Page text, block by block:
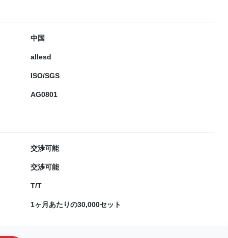
中国
allesd
ISO/SGS
AG0801
交渉可能
交渉可能
T/T
1ヶ月あたりの30,000セット